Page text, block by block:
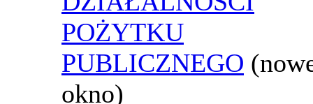
POŻYTKU
PUBLICZNEGO
okno)